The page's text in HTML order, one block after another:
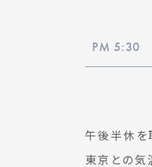
PM 5:30
午後半休を
東京との気